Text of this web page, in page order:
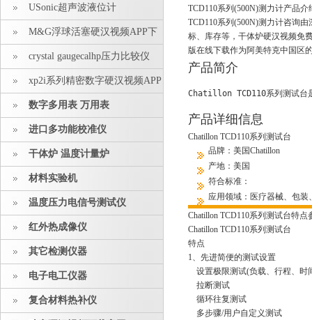
USonic超声波液位计
M&G浮球活塞硬汉视频APP下
载安装crystal gaugecalhp压力比较仪
xp2i系列精密数字硬汉视频APP
下载安装数字多用表 万用表
进口多功能校准仪
干体炉 温度计量炉
材料实验机
温度压力电信号测试仪
红外热成像仪
其它检测仪器
电子电工仪器
复合材料热补仪
TCD110系列(500N)测力计产品介
TCD110系列(500N)测力计咨询由
标、库存等，干体炉硬汉视
版在线下载作为阿美特克中国区的
产品简介
Chatillon TCD110系列测试台是一款
产品详细信息
Chatillon TCD110系列测试台
品牌：美国Chatillon
产地：美国
符合标准：
应用领域：医疗器械、包装
Chatillon TCD110系列测试台特点
Chatillon TCD110系列测试台
特点
1、先进简便的测试设置
设置极限测试(负载、行程、时
拉断测试
循环往复测试
多步骤/用户自定义测试